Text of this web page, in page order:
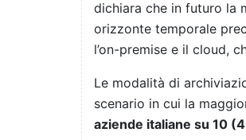
dichiara che in futuro la
orizzonte temporale
l’on-premise e il cloud,
Le modalità di
scenario in cui la
aziende italiane su 10